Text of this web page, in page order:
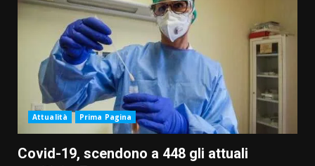
Attualità Prima Pagina
Covid-19, scendono a 448 gli attuali